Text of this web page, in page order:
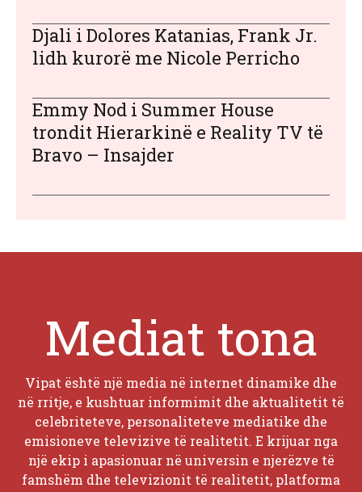
Djali i Dolores Katanias, Frank Jr.
lidh kurorë me Nicole Perricho
Emmy Nod i Summer House
trondit Hierarkinë e Reality TV të
Bravo – Insajder
Mediat tona
Vipat është një media në internet dinamike dhe
në rritje, e kushtuar informimit dhe aktualitetit të
celebriteteve, personaliteteve mediatike dhe
emisioneve televizive të realitetit. E krijuar nga
një ekip i apasionuar në universin e njerëzve të
famshëm dhe televizionit të realitetit, platforma